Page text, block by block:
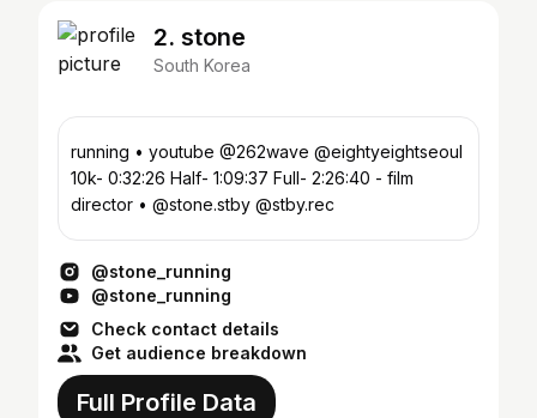
2. stone
South Korea
running • youtube @262wave @eightyeightseoul
10k- 0:32:26 Half- 1:09:37 Full- 2:26:40 - film
director • @stone.stby @stby.rec
@stone_running
@stone_running
Check contact details
Get audience breakdown
Full Profile Data